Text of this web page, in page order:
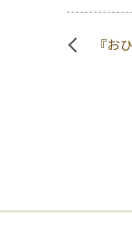
『お